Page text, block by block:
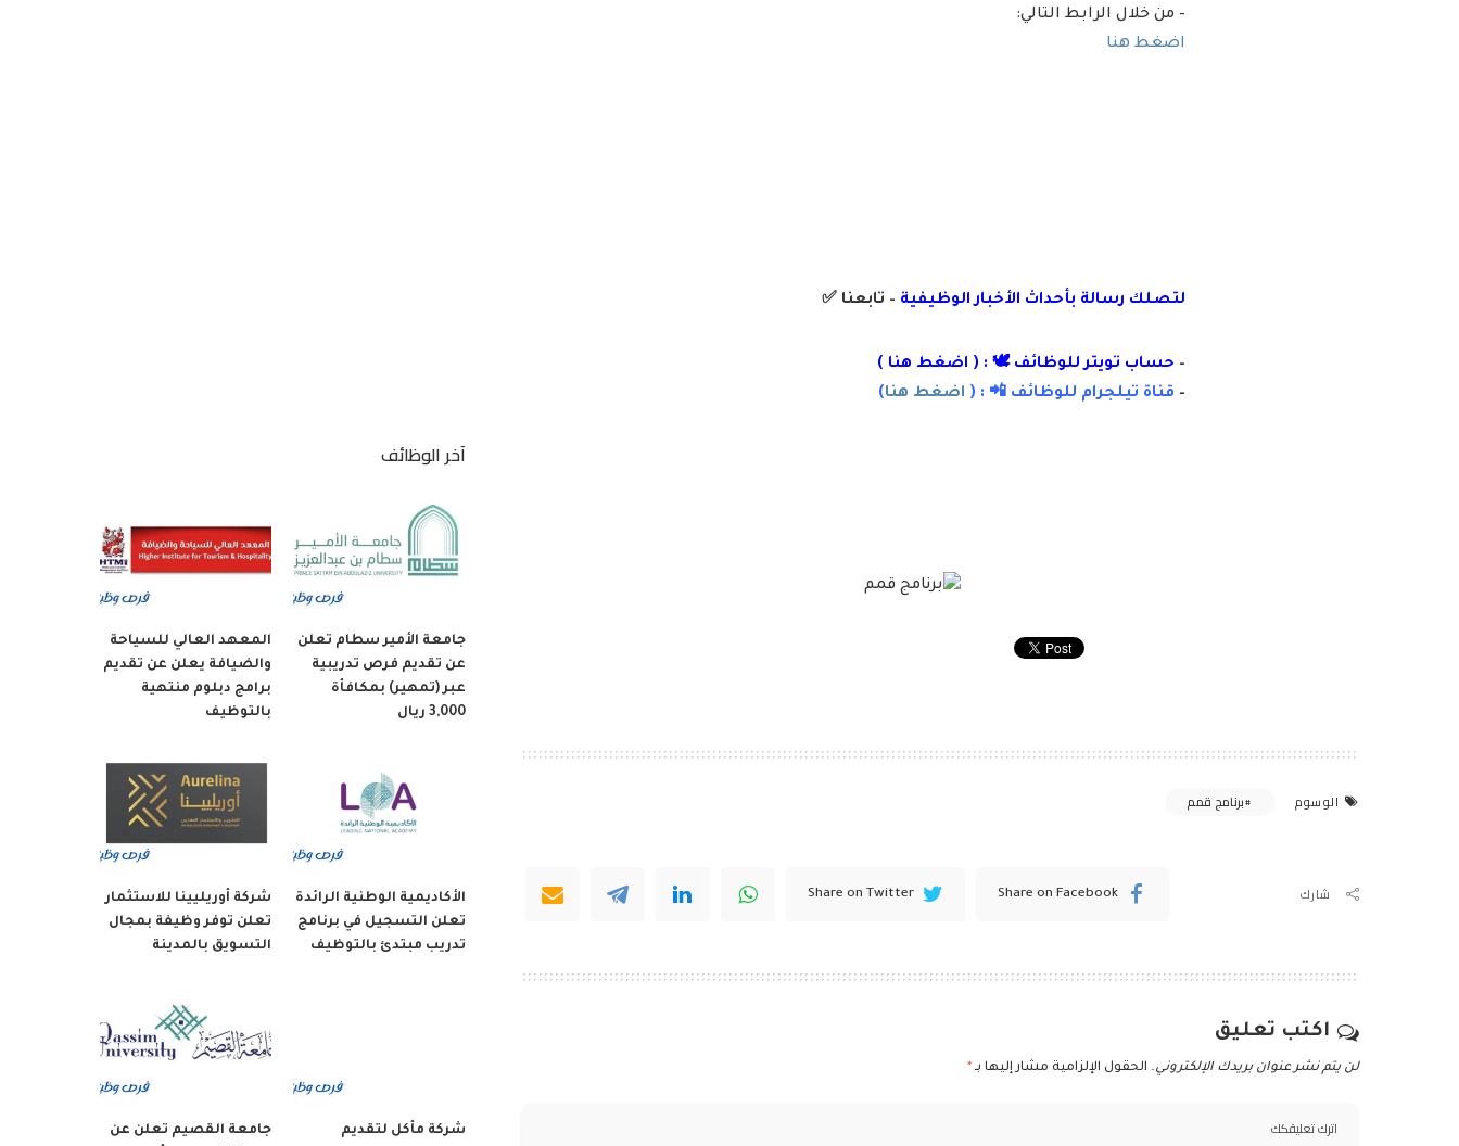
– من خلال الرابط التالي:
اضغط هنا
لتصلك رسالة بأحداث الأخبار الوظيفية – تابعنا ✅
– حساب تويتر للوظائف 🕊 : ( اضغط هنا )
– قناة تيلجرام للوظائف 📲 : ( اضغط هنا)
الوسوم برنامج قمم
شارك Share on Facebook
Share on Twitter
اكتب تعليق
لن يتم نشر عنوان بريدك الإلكتروني. الحقول الإلزامية مشار إليها بـ *
آخر الوظائف
جامعة الأمير سطام تعلن
عن تقديم فرص تدريبية
عبر (تمهير) بمكافأة
3,000 ريال
المعهد العالي للسياحة
والضيافة يعلن عن تقديم
برامج دبلوم منتهية
بالتوظيف
الأكاديمية الوطنية الرائدة
تعلن التسجيل في برنامج
تدريب مبتدئ بالتوظيف
شركة أوريليينا للاستثمار
تعلن توفر وظيفة بمجال
التسويق بالمدينة
شركة مأكل لتقديم
جامعة القصيم تعلن عن